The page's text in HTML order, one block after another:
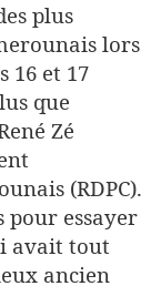
plus
lors
16 et 17
que
Zé
(RDPC).
pour essayer
avait tout
ancien